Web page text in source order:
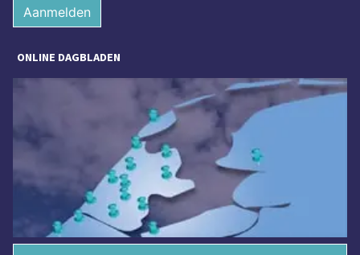
Aanmelden
ONLINE DAGBLADEN